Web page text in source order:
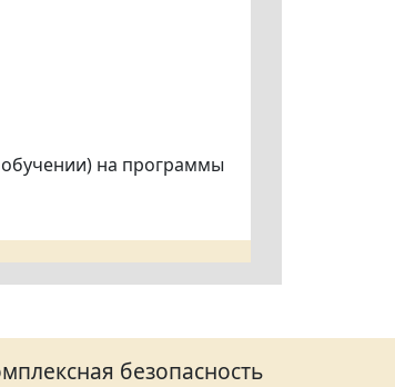
на программы
безопасность